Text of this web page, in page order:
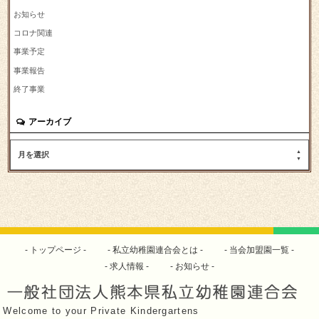
お知らせ
コロナ関連
事業予定
事業報告
終了事業
アーカイブ
月を選択
トップページ 私立幼稚園連合会とは
当会加盟園一覧
求人情報
お知らせ
Welcome to your Private Kindergartens